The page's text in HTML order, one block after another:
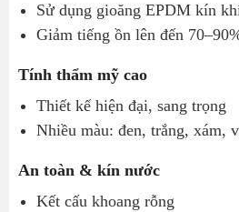
Sử dụng gioăng EPDM kín
Giảm tiếng ồn lên đến
Tính thẩm mỹ cao
Thiết kế hiện đại, sang trọng
Nhiều màu: đen, trắng, xám,
An toàn & kín nước
Kết cấu khoang rỗng